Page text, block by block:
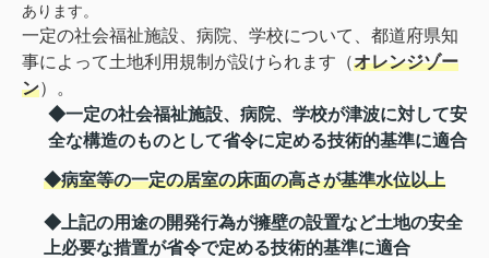
あります。
一定の社会福祉施設、病院、学校について、都道府県知
事によって土地利用規制が設けられます（オレンジゾー
ン）。
◆一定の社会福祉施設、病院、学校が津波に対して安
全な構造のものとして省令に定める技術的基準に適合
◆病室等の一定の居室の床面の高さが基準水位以上
◆上記の用途の開発行為が擁壁の設置など土地の安全
上必要な措置が省令で定める技術的基準に適合